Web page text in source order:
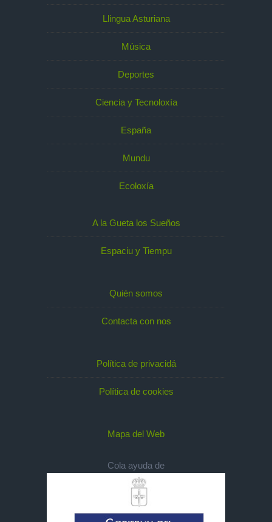
Llingua Asturiana
Música
Deportes
Ciencia y Tecnoloxía
España
Mundu
Ecoloxía
A la Gueta los Sueños
Espaciu y Tiempu
Quién somos
Contacta con nos
Política de privacidá
Política de cookies
Mapa del Web
Cola ayuda de